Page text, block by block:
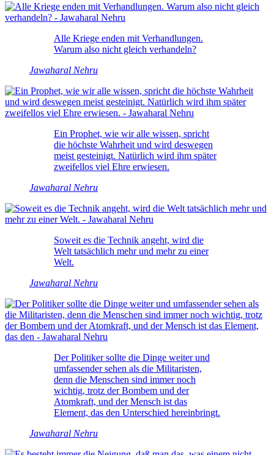
Alle Kriege enden mit Verhandlungen.
Warum also nicht gleich verhandeln?
Jawaharal Nehru
Ein Prophet, wie wir alle wissen, spricht
die höchste Wahrheit und wird deswegen
meist gesteinigt. Natürlich wird ihm später
zweifellos viel Ehre erwiesen.
Jawaharal Nehru
Soweit es die Technik angeht, wird die
Welt tatsächlich mehr und mehr zu einer
Welt.
Jawaharal Nehru
Der Politiker sollte die Dinge weiter und
umfassender sehen als die Militaristen,
denn die Menschen sind immer noch
wichtig, trotz der Bombem und der
Atomkraft, und der Mensch ist das
Element, das den Unterschied hereinbringt.
Jawaharal Nehru